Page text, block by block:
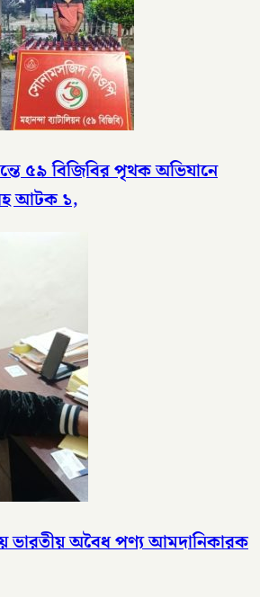
৫৯ বিজিবির পৃথক অভিযানে
আটক ১,
ভারতীয় অবৈধ পণ্য আমদানিকারক